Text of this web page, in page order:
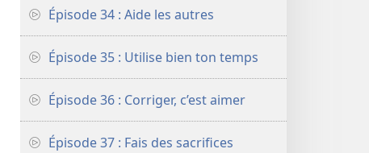
Épisode 34 : Aide les autres
Épisode 35 : Utilise bien ton temps
Épisode 36 : Corriger, c’est aimer
Épisode 37 : Fais des sacrifices